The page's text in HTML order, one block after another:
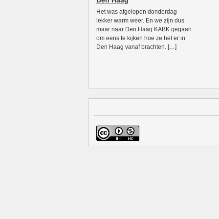
Het was afgelopen donderdag
lekker warm weer. En we zijn dus
maar naar Den Haag KABK gegaan
om eens te kijken hoe ze het er in
Den Haag vanaf brachten. […]